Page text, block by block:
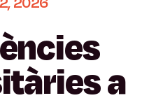
a